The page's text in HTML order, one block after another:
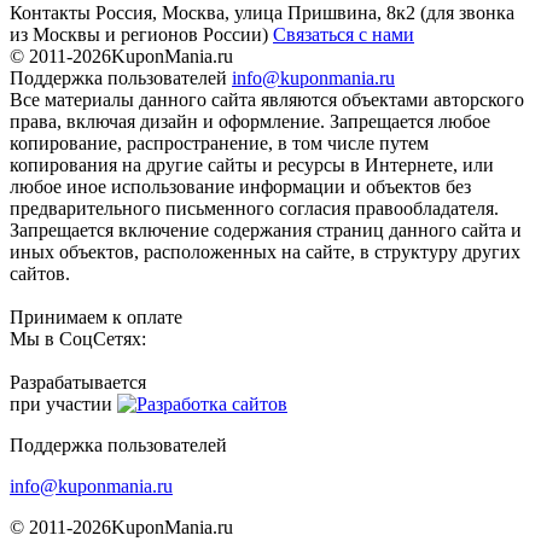
Контакты Россия, Москва, улица Пришвина, 8к2 (для звонка
из Москвы и регионов России) Связаться с нами
© 2011-2026KuponMania.ru
Поддержка пользователей info@kuponmania.ru
Все материалы данного сайта являются объектами авторского
права, включая дизайн и оформление. Запрещается любое
копирование, распространение, в том числе путем
копирования на другие сайты и ресурсы в Интернете, или
любое иное использование информации и объектов без
предварительного письменного согласия правообладателя.
Запрещается включение содержания страниц данного сайта и
иных объектов, расположенных на сайте, в структуру других
сайтов.
Принимаем к оплате
Мы в СоцСетях:
Разрабатывается
при участии
Поддержка пользователей
info@kuponmania.ru
© 2011-2026KuponMania.ru